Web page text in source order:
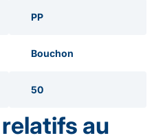
PP
Bouchon
50
au